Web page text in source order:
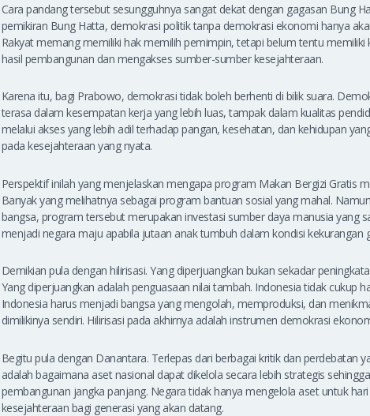
Cara pandang tersebut sesungguhnya sangat dekat dengan gagasan Bung
pemikiran Bung Hatta, demokrasi politik tanpa demokrasi ekonomi hanya
Rakyat memang memiliki hak memilih pemimpin, tetapi belum tentu
hasil pembangunan dan mengakses sumber-sumber kesejahteraan.
Karena itu, bagi Prabowo, demokrasi tidak boleh berhenti di bilik suara.
terasa dalam kesempatan kerja yang lebih luas, tampak dalam kualitas
melalui akses yang lebih adil terhadap pangan, kesehatan, dan kehidupan
pada kesejahteraan yang nyata.
Perspektif inilah yang menjelaskan mengapa program Makan Bergizi Gratis
Banyak yang melihatnya sebagai program bantuan sosial yang mahal.
bangsa, program tersebut merupakan investasi sumber daya manusia yang
menjadi negara maju apabila jutaan anak tumbuh dalam kondisi kekurangan
Demikian pula dengan hilirisasi. Yang diperjuangkan bukan sekadar
Yang diperjuangkan adalah penguasaan nilai tambah. Indonesia tidak cukup
Indonesia harus menjadi bangsa yang mengolah, memproduksi, dan
dimilikinya sendiri. Hilirisasi pada akhirnya adalah instrumen demokrasi
Begitu pula dengan Danantara. Terlepas dari berbagai kritik dan perdebatan
adalah bagaimana aset nasional dapat dikelola secara lebih strategis
pembangunan jangka panjang. Negara tidak hanya mengelola aset untuk
kesejahteraan bagi generasi yang akan datang.